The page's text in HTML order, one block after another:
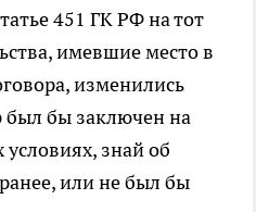
451 ГК РФ на тот
имевшие место в
изменились
был бы заключен на
знай об
или не был бы